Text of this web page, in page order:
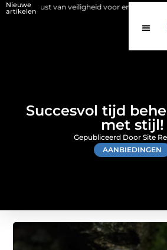
Nieuwe
artikelen
van veiligheid voor en na de SCIOS-
Succesvol tijd
met stijl!
AANBIEDINGEN
Gepubliceerd Door Site